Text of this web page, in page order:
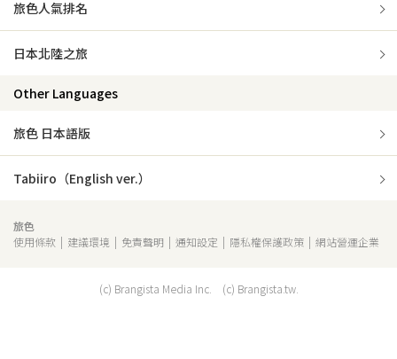
旅色人氣排名
日本北陸之旅
Other Languages
旅色 日本語版
Tabiiro（English ver.）
旅色
使用條款
建議環境 免責聲明 通知設定 隱私權保護政策 網站營運企業
(c) Brangista Media Inc. (c) Brangista.tw.